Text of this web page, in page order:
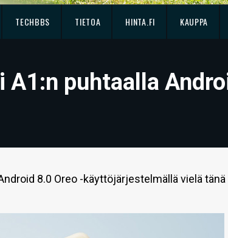
TECHBBS TIETOA HINTA.FI KAUPPA
A1:n puhtaalla
8.0 Oreo -käyttöjärjestelmällä vielä tänä